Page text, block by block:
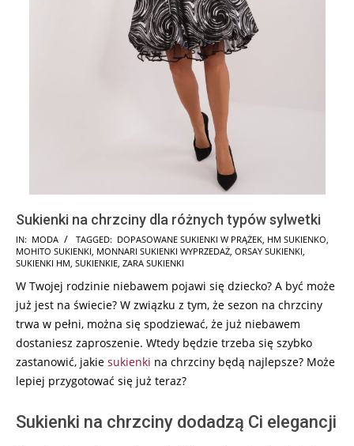
Sukienki na chrzciny dla różnych typów sylwetki
2024-
12-
IN: MODA TAGGED: DOPASOWANE SUKIENKI W PRĄŻEK, HM SUKIENKO,
MOHITO SUKIENKI, MONNARI SUKIENKI WYPRZEDAŻ, ORSAY SUKIENKI,
SUKIENKI HM, SUKIENKIE, ZARA SUKIENKI
W Twojej rodzinie niebawem pojawi się dziecko? A być może
już jest na świecie? W związku z tym, że sezon na chrzciny
trwa w pełni, można się spodziewać, że już niebawem
dostaniesz zaproszenie. Wtedy będzie trzeba się szybko
zastanowić, jakie sukienki na chrzciny będą najlepsze? Może
lepiej przygotować się już teraz?
Sukienki na chrzciny dodadzą Ci elegancji